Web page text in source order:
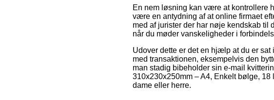
En nem løsning kan være at kontrollere
være en antydning af at online firmaet
med af jurister der har nøje kendskab
når du møder vanskeligheder i
Udover dette er det en hjælp at du er
med transaktionen, eksempelvis den
man stadig bibeholder sin e-mail
310x230x250mm – A4, Enkelt bølge, 18
dame eller herre.